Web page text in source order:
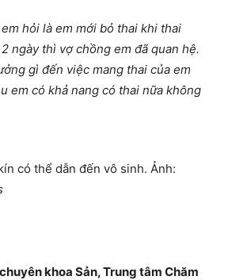
hỏi là em mới bỏ thai khi thai
ngày thì vợ chồng em đã quan hệ.
gì đến việc mang thai của em
em có khả nang có thai nữa không
có thể dẫn đến vô sinh. Ảnh:
khoa Sản, Trung tâm Chăm